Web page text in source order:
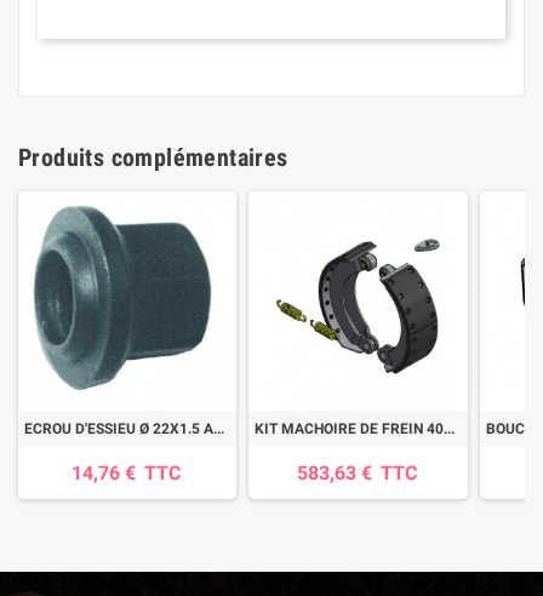
Produits complémentaires
ECROU D'ESSIEU Ø 22X1.5 AMB
14,76 € TTC
KIT MACHOIRE DE FREIN 406X120S RIVETE
583,63 € TTC